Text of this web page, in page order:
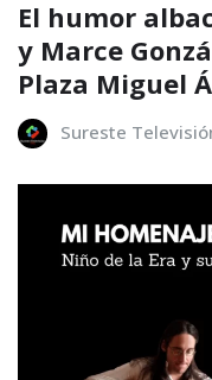
El humor
y Marce
Plaza Miguel
Sureste